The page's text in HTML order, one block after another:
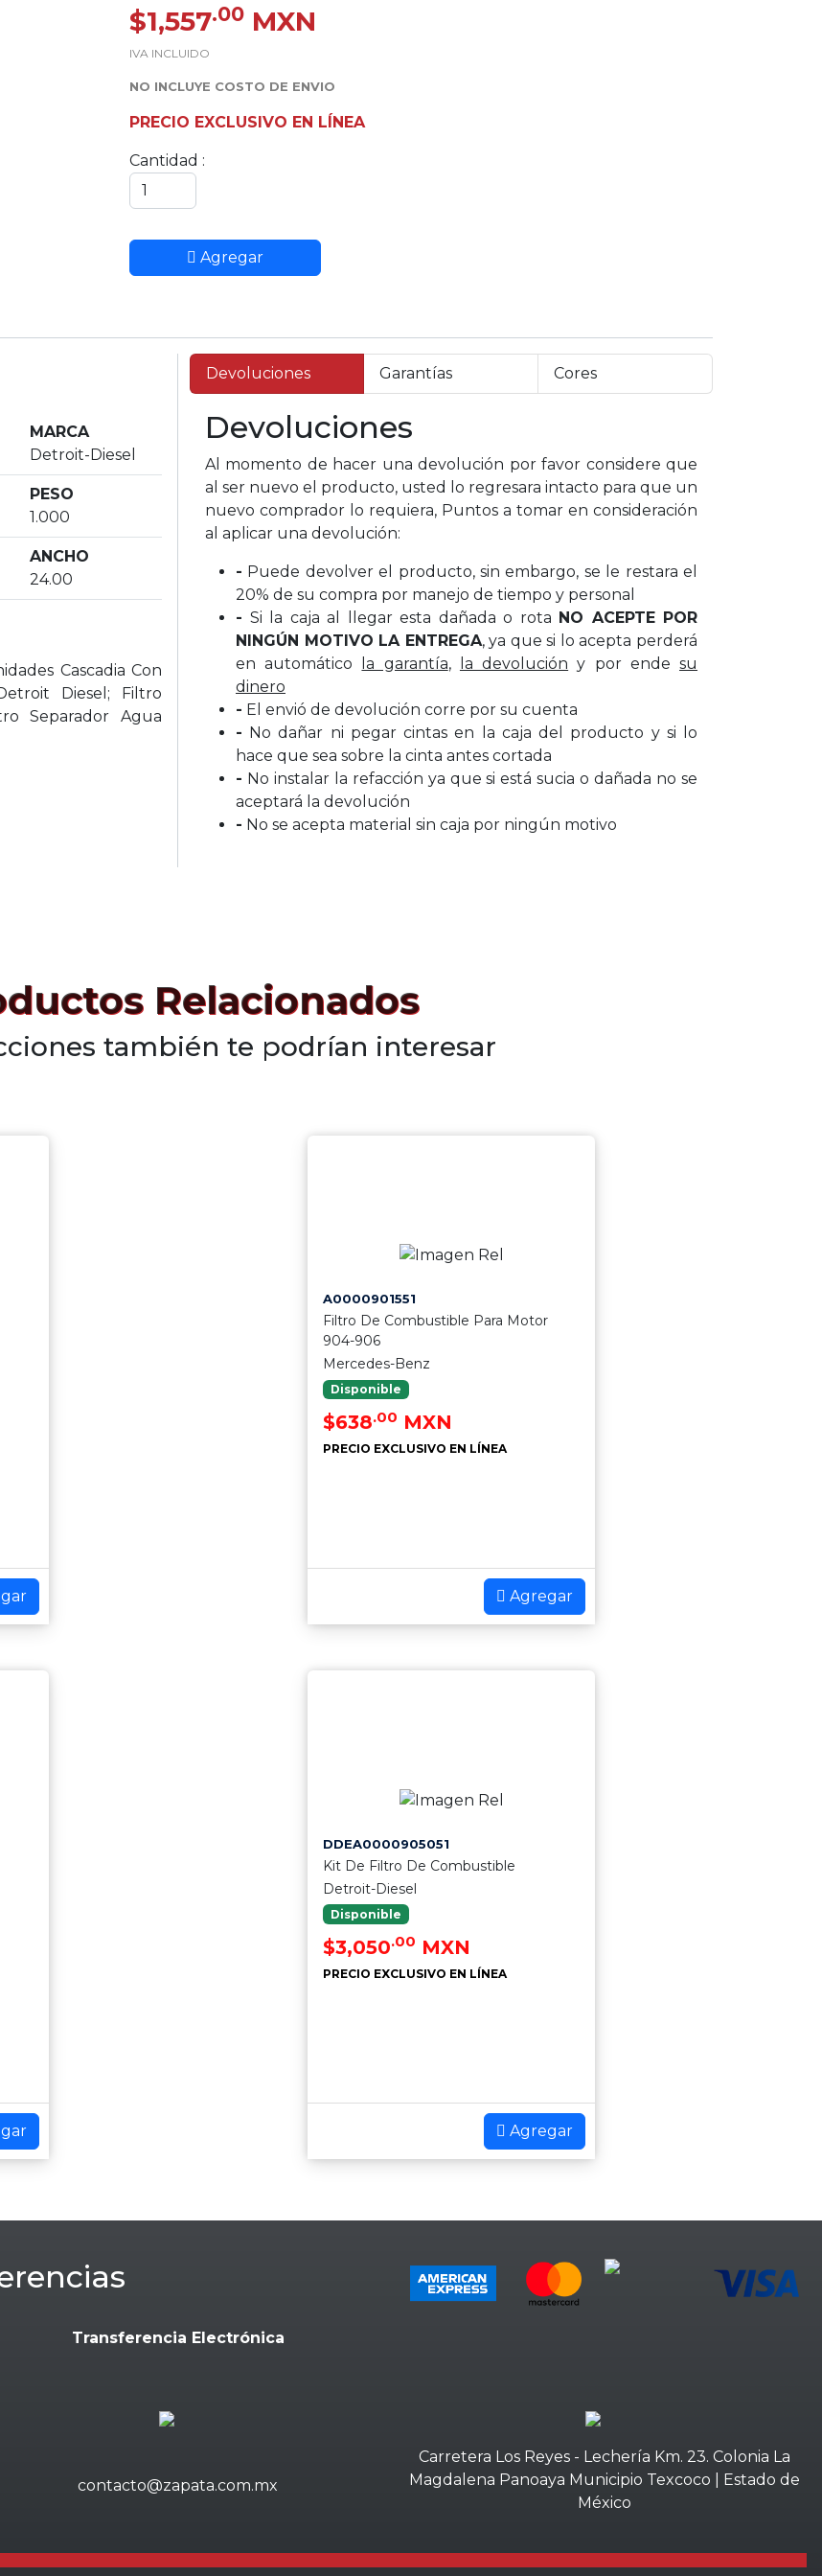
$1,557.00 MXN
IVA INCLUIDO
NO INCLUYE COSTO DE ENVIO
PRECIO EXCLUSIVO EN LÍNEA
Cantidad :
Agregar
MARCA
Detroit-Diesel
PESO
1.000
ANCHO
24.00
Cascadia Con
Diesel; Filtro
Separador Agua
Devoluciones Garantías Cores
Devoluciones
Al momento de hacer una devolución por favor considere que
al ser nuevo el producto, usted lo regresara intacto para que un
nuevo comprador lo requiera, Puntos a tomar en consideración
al aplicar una devolución:
- Puede devolver el producto, sin embargo, se le restara el
20% de su compra por manejo de tiempo y personal
- Si la caja al llegar esta dañada o rota NO ACEPTE POR
NINGÚN MOTIVO LA ENTREGA, ya que si lo acepta perderá
en automático
la garantía, la devolución y por endesu
dinero
- El envió de devolución corre por su cuenta
- No dañar ni pegar cintas en la caja del producto y si lo
hace que sea sobre la cinta antes cortada
- No instalar la refacción ya que si está sucia o dañada no se
aceptará la devolución
- No se acepta material sin caja por ningún motivo
Relacionados
también te podrían interesar
A0000901551
Filtro De Combustible Para Motor
904-906
Mercedes-Benz
Disponible
$638.00 MXN
PRECIO EXCLUSIVO EN LÍNEA
Agregar
DDEA0000905051
Kit De Filtro De Combustible
Detroit-Diesel
Disponible
$3,050.00 MXN
PRECIO EXCLUSIVO EN LÍNEA
Agregar
Transferencia Electrónica
contacto@zapata.com.mx
Carretera Los Reyes - Lechería Km. 23. Colonia La
Magdalena Panoaya Municipio Texcoco | Estado de
México